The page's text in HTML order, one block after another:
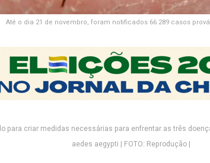
Até o dia 21 de novembro, foram notificados 66.289 casos
para criar medidas necessárias para enfrentar as três
aedes aegypti | FOTO: Reprodução |